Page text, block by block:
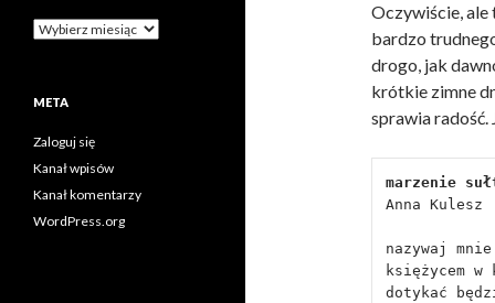
Oczywiście, ale
bardzo
drogo, jak
krótkie zimne
sprawia radość.
marzenie
Anna Kulesz
nazywaj
księżycem
dotykać
Archiwa
META
Zaloguj się
Kanał wpisów
Kanał komentarzy
WordPress.org